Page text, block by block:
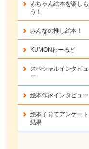
赤ちゃん絵本を楽しも
う！
みんなの推し絵本！
KUMONわーるど
スペシャルインタビュ
ー
絵本作家インタビュー
絵本子育てアンケート
結果